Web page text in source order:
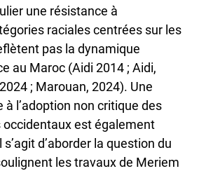
une résistance à
raciales centrées sur les
pas la dynamique
au Maroc (Aidi 2014 ; Aidi,
; Marouan, 2024). Une
l’adoption non critique des
est également
d’aborder la question du
les travaux de Meriem